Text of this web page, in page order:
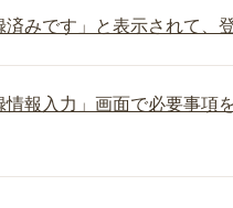
済みです」と表示されて、
報入力」画面で必要事項